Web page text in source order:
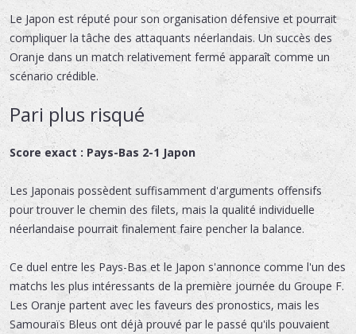
Le Japon est réputé pour son organisation défensive et pourrait
compliquer la tâche des attaquants néerlandais. Un succès des
Oranje dans un match relativement fermé apparaît comme un
scénario crédible.
Pari plus risqué
Score exact : Pays-Bas 2-1 Japon
Les Japonais possèdent suffisamment d'arguments offensifs
pour trouver le chemin des filets, mais la qualité individuelle
néerlandaise pourrait finalement faire pencher la balance.
Ce duel entre les Pays-Bas et le Japon s'annonce comme l'un des
matchs les plus intéressants de la première journée du Groupe F.
Les Oranje partent avec les faveurs des pronostics, mais les
Samouraïs Bleus ont déjà prouvé par le passé qu'ils pouvaient